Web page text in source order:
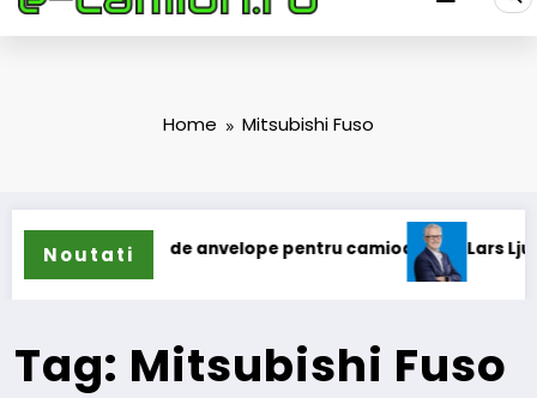
Home Mitsubishi Fuso
Noutati
gama de anvelope pentru camioane Lars
Tag: Mitsubishi Fuso